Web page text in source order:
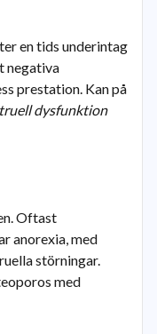
en tids underintag
negativa
prestation. Kan på
dysfunktion
Oftast
anorexia, med
störningar.
med